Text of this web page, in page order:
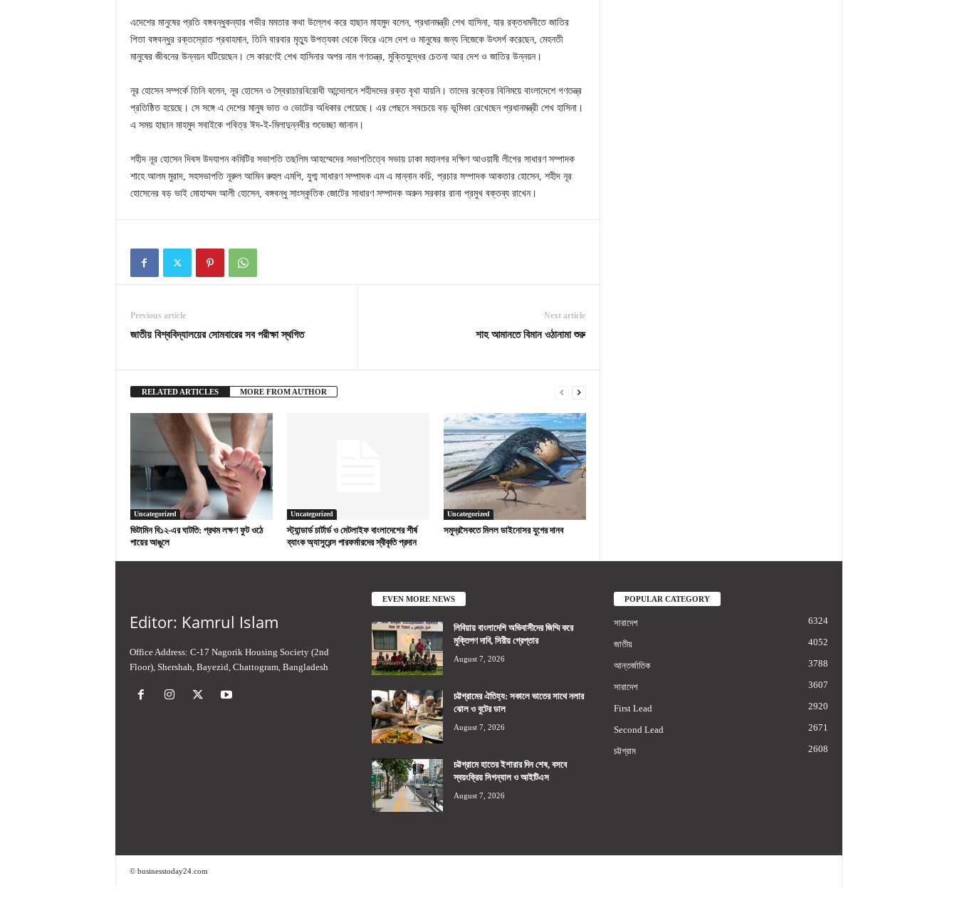
এদেশের মানুষের প্রতি বঙ্গবন্ধুকন্যার গভীর মমতার কথা উল্লেখ করে হাছান মাহমুদ বলেন, প্রধানমন্ত্রী শেখ হাসিনা, যার রক্তধমনীতে জাতির
পিতা বঙ্গবন্ধুর রক্তস্রোত প্রবাহমান, তিনি বারবার মৃত্যু উপত্যকা থেকে ফিরে এসে দেশ ও মানুষের জন্য নিজেকে উৎসর্গ করেছেন, মেহনতী
মানুষের জীবনের উন্নয়ন ঘটিয়েছেন। সে কারণেই শেখ হাসিনার অপর নাম গণতন্ত্র, মুক্তিযুদ্ধের চেতনা আর দেশ ও জাতির উন্নয়ন।
নূর হোসেন সম্পর্কে তিনি বলেন, নূর হোসেন ও স্বৈরাচারবিরোধী আন্দোলনে শহীদদের রক্ত বৃথা যায়নি। তাদের রক্তের বিনিময়ে বাংলাদেশে গণতন্ত্র
প্রতিষ্ঠিত হয়েছে। সে সঙ্গে এ দেশের মানুষ ভাত ও ভোটের অধিকার পেয়েছে। এর পেছনে সবচেয়ে বড় ভূমিকা রেখেছেন প্রধানমন্ত্রী শেখ হাসিনা।
এ সময় হাছান মাহমুদ সবাইকে পবিত্র ঈদ-ই-মিলাদুন্নবীর শুভেচ্ছা জানান।
শহীদ নূর হোসেন দিবস উদযাপন কমিটির সভাপতি তছলিম আহম্মেদের সভাপতিত্বে সভায় ঢাকা মহানগর দক্ষিণ আওয়ামী লীগের সাধারণ সম্পাদক
শাহে আলম মুরাদ, সহসভাপতি নূরুল আমিন রুহুল এমপি, যুগ্ম সাধারণ সম্পাদক এম এ মান্নান কচি, প্রচার সম্পাদক আকতার হোসেন, শহীদ নূর
হোসেনের বড় ভাই মোহাম্মদ আলী হোসেন, বঙ্গবন্ধু সাংস্কৃতিক জোটের সাধারণ সম্পাদক অরুন সরকার রানা প্রমুখ বক্তব্য রাখেন।
Previous article
জাতীয় বিশ্ববিদ্যালয়ের সোমবারের সব পরীক্ষা স্থগিত
Next article
শাহ আমানতে বিমান ওঠানামা শুরু
RELATED ARTICLES MORE FROM AUTHOR
Uncategorized
ভিটামিন বি১২-এর ঘাটতি: প্রথম লক্ষণ ফুট ওঠে
পায়ের আঙুলে
Uncategorized
স্ট্যান্ডার্ড চার্টার্ড ও মেটলাইফ বাংলাদেশের শীর্ষ
ব্যাংক অ্যাসুরেন্স পারফর্মারদের স্বীকৃতি প্রদান
Uncategorized
সমুদ্রসৈকতে মিলল ডাইনোসর যুগের দানব
Editor: Kamrul Islam
Office Address: C-17 Nagorik Housing Society (2nd
Floor), Shershah, Bayezid, Chattogram, Bangladesh
EVEN MORE NEWS
লিবিয়ায় বাংলাদেশি অভিবাসীদের জিম্মি করে
মুক্তিপণ দাবি, সিরীয় গ্রেপ্তার
August 7, 2026
চট্টগ্রামের ঐতিহ্য: সকালে ভাতের সাথে নলার
ঝোল ও বুটের ডাল
August 7, 2026
চট্টগ্রামে হাতের ইশারার দিন শেষ, বসবে
স্বয়ংক্রিয় সিগন্যাল ও আইটিএস
August 7, 2026
POPULAR CATEGORY
সারাদেশ 6324
জাতীয় 4052
আন্তর্জাতিক 3788
সারাদেশ 3607
First Lead 2920
Second Lead 2671
চট্টগ্রাম 2608
© businesstoday24.com